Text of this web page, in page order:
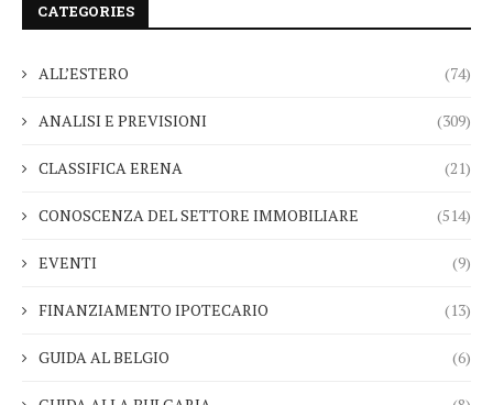
CATEGORIES
ALL’ESTERO (74)
ANALISI E PREVISIONI (309)
CLASSIFICA ERENA (21)
CONOSCENZA DEL SETTORE IMMOBILIARE (514)
EVENTI (9)
FINANZIAMENTO IPOTECARIO (13)
GUIDA AL BELGIO (6)